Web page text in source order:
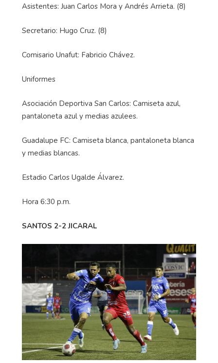
Asistentes: Juan Carlos Mora y Andrés Arrieta. (8)
Secretario: Hugo Cruz. (8)
Comisario Unafut: Fabricio Chávez.
Uniformes
Asociación Deportiva San Carlos: Camiseta azul,
pantaloneta azul y medias azulees.
Guadalupe FC: Camiseta blanca, pantaloneta blanca
y medias blancas.
Estadio Carlos Ugalde Álvarez.
Hora 6:30 p.m.
SANTOS 2-2 JICARAL